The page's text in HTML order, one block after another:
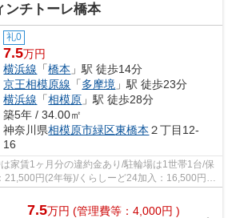
ンチトーレ橋本
礼0
7.5万円
横浜線 「橋本 」駅 徒歩14分
京王相模原線 「多摩境 」駅 徒歩23分
横浜線 「相模原 」駅 徒歩28分
築5年 / 34.00㎡
神奈川県相模原市緑区東橋本 ２丁目12-
16
家賃1ヶ月分の違約金あり/駐輪場は1世帯1台/保
円(2年毎)/くらしーど24加入：16,500円(2
7.5万円 (管理費等：4,000円 )